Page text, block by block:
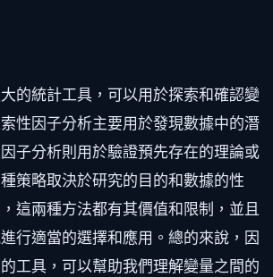
的統計工具，可以用於探索和確認變
性因子分析主要用於發現數據中的潛
子分析則用於驗證預先存在的理論或
策略取決於研究的目的和數據的性
這兩種方法都有其價值和限制，並且
行適當的選擇和應用。總的來說，因
工具，可以幫助我們理解變量之間的